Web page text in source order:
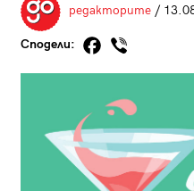
редакторите/
Сподели: